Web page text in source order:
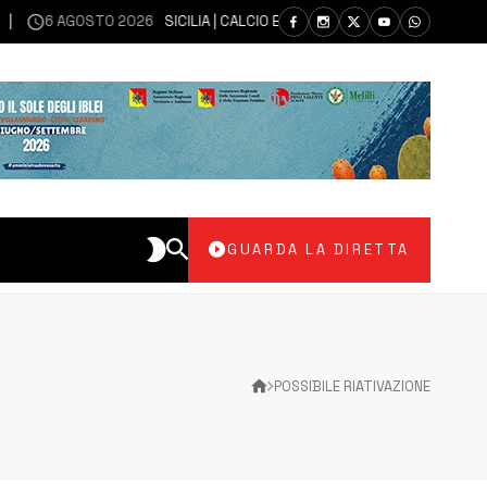
6 AGOSTO 2026 SICILIA | CALCIO ECCELLENZA, COPPA ITALIA: IL 30
GUARDA LA DIRETTA
POSSIBILE RIATIVAZIONE